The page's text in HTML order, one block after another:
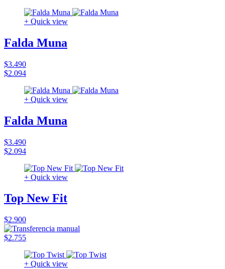
+ Quick view
Falda Muna
$3.490
$2.094
+ Quick view
Falda Muna
$3.490
$2.094
+ Quick view
Top New Fit
$2.900
$2.755
+ Quick view